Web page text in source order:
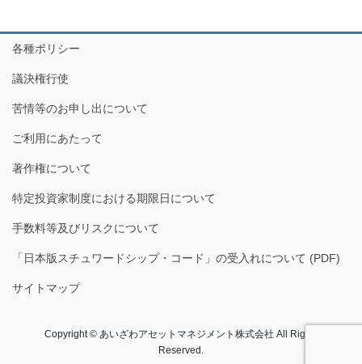
各種ポリシー
議決権行使
苦情等のお申し出について
ご利用にあたって
著作権について
特定投資家制度における期限日について
手数料等及びリスクについて
「日本版スチュワードシップ・コード」の受入れについて (PDF)
サイトマップ
Copyright © あいざわアセットマネジメント株式会社​ All Rights
Reserved.